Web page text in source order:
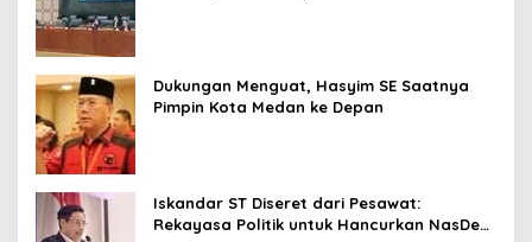
Dukungan Menguat, Hasyim SE Saatnya
Pimpin Kota Medan ke Depan
Iskandar ST Diseret dari Pesawat:
Rekayasa Politik untuk Hancurkan NasDem